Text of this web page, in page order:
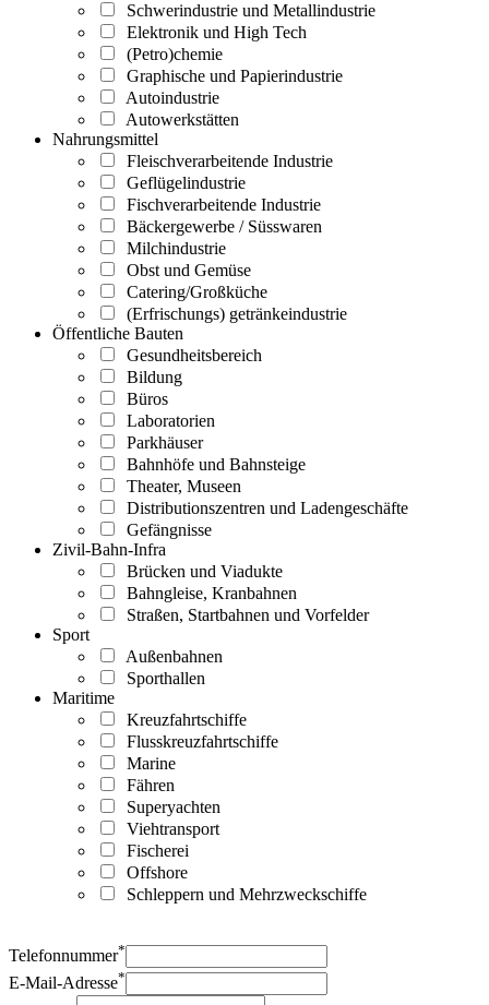
Schwerindustrie und Metallindustrie
Elektronik und High Tech
(Petro)chemie
Graphische und Papierindustrie
Autoindustrie
Autowerkstätten
Nahrungsmittel
Fleischverarbeitende Industrie
Geflügelindustrie
Fischverarbeitende Industrie
Bäckergewerbe / Süsswaren
Milchindustrie
Obst und Gemüse
Catering/Großküche
(Erfrischungs) getränkeindustrie
Öffentliche Bauten
Gesundheitsbereich
Bildung
Büros
Laboratorien
Parkhäuser
Bahnhöfe und Bahnsteige
Theater, Museen
Distributionszentren und Ladengeschäfte
Gefängnisse
Zivil-Bahn-Infra
Brücken und Viadukte
Bahngleise, Kranbahnen
Straßen, Startbahnen und Vorfelder
Sport
Außenbahnen
Sporthallen
Maritime
Kreuzfahrtschiffe
Flusskreuzfahrtschiffe
Marine
Fähren
Superyachten
Viehtransport
Fischerei
Offshore
Schleppern und Mehrzweckschiffe
Telefonnummer*
E-Mail-Adresse*